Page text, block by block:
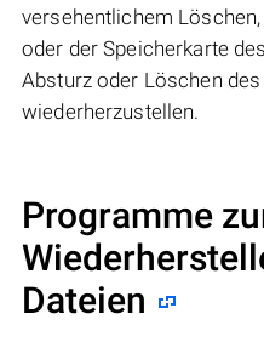
versehentlichem
oder der Speicherkarte
Absturz oder Löschen
wiederherzustellen.
Programme
Dateien